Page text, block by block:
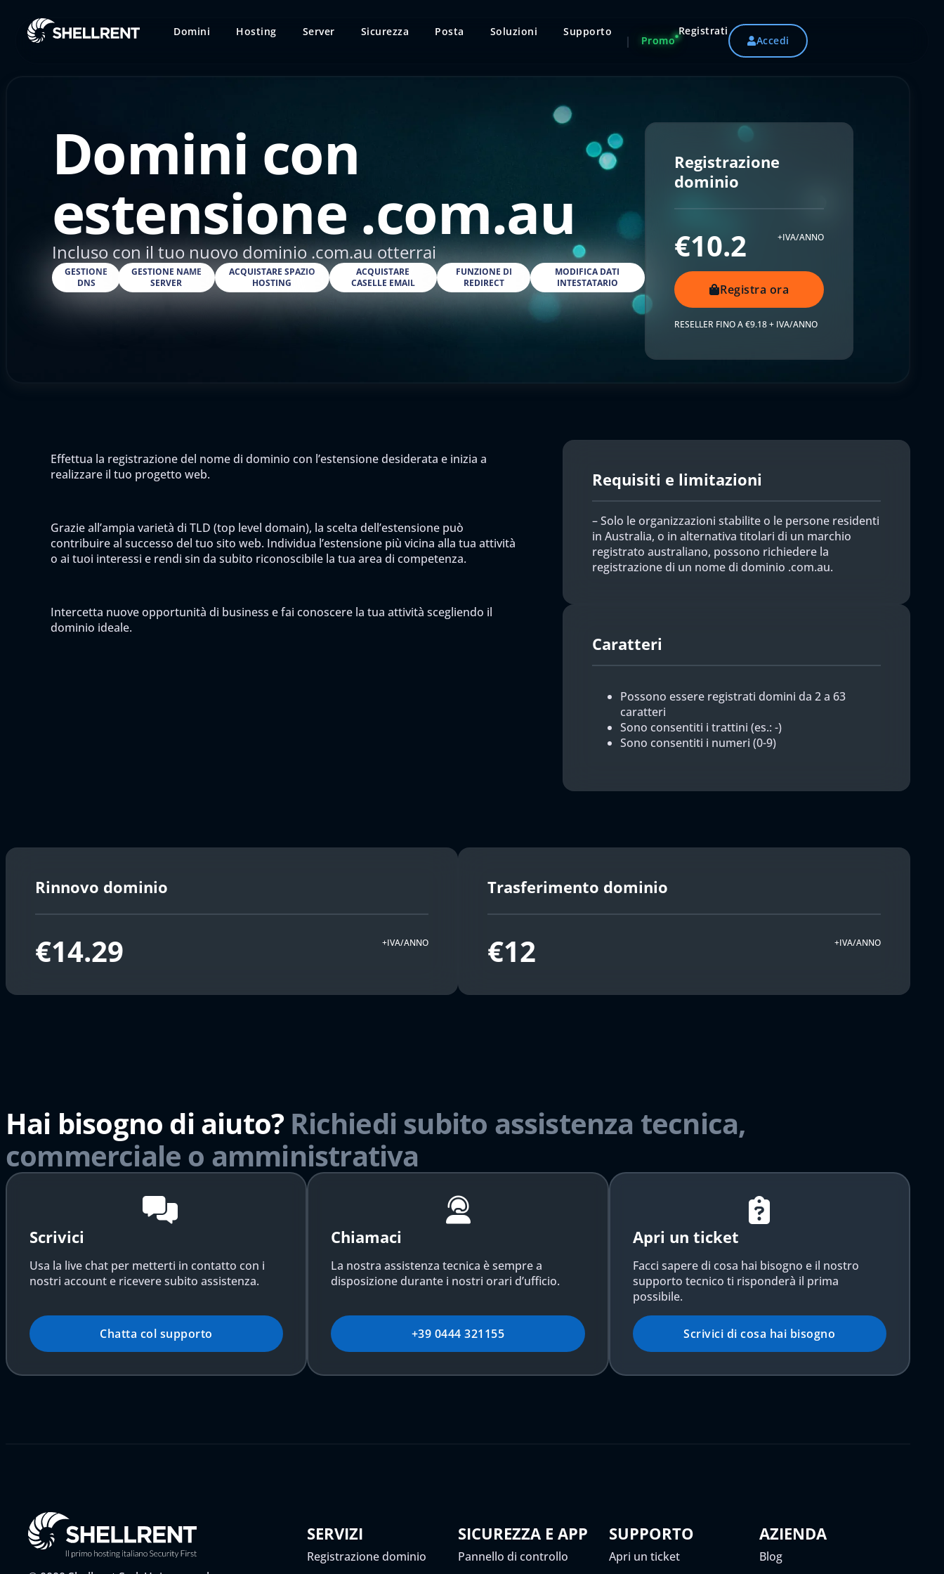
Domini Hosting Server Sicurezza Posta Soluzioni Supporto
Promo
Registrati
Accedi
Domini con
estensione .com.au
Incluso con il tuo nuovo dominio .com.au otterrai
GESTIONE
DNS
GESTIONE NAME
SERVER
ACQUISTARE SPAZIO
HOSTING
ACQUISTARE
CASELLE EMAIL
FUNZIONE DI
REDIRECT
MODIFICA DATI
INTESTATARIO
Registrazione
dominio
€10.2 +IVA/ANNO
Registra ora
RESELLER FINO A €9.18 + IVA/ANNO
Effettua la registrazione del nome di dominio con l’estensione desiderata e inizia a
realizzare il tuo progetto web.
Grazie all’ampia varietà di TLD (top level domain), la scelta dell’estensione può
contribuire al successo del tuo sito web. Individua l’estensione più vicina alla tua attività
o ai tuoi interessi e rendi sin da subito riconoscibile la tua area di competenza.
Intercetta nuove opportunità di business e fai conoscere la tua attività scegliendo il
dominio ideale.
Requisiti e limitazioni
– Solo le organizzazioni stabilite o le persone residenti
in Australia, o in alternativa titolari di un marchio
registrato australiano, possono richiedere la
registrazione di un nome di dominio .com.au.
Caratteri
Possono essere registrati domini da 2 a 63
caratteri
Sono consentiti i trattini (es.: -)
Sono consentiti i numeri (0-9)
Rinnovo dominio
€14.29 +IVA/ANNO
Trasferimento dominio
€12 +IVA/ANNO
Hai bisogno di aiuto? Richiedi subito assistenza tecnica,
commerciale o amministrativa
Scrivici
Usa la live chat per metterti in contatto con i
nostri account e ricevere subito assistenza.
Chatta col supporto
Chiamaci
La nostra assistenza tecnica è sempre a
disposizione durante i nostri orari d’ufficio.
+39 0444 321155
Apri un ticket
Facci sapere di cosa hai bisogno e il nostro
supporto tecnico ti risponderà il prima
possibile.
Scrivici di cosa hai bisogno
SERVIZI
Registrazione dominio
SICUREZZA E APP
Pannello di controllo
SUPPORTO
Apri un ticket
AZIENDA
Blog